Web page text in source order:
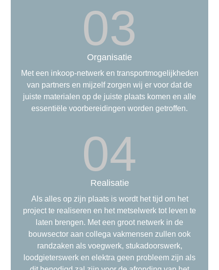
03
Organisatie
Met een inkoop-netwerk en transportmogelijkheden
van partners en mijzelf zorgen wij er voor dat de
juiste materialen op de juiste plaats komen en alle
essentiële voorbereidingen worden getroffen.
04
Realisatie
Als alles op zijn plaats is wordt het tijd om het
project te realiseren en het metselwerk tot leven te
laten brengen. Met een groot netwerk in de
bouwsector aan collega vakmensen zullen ook
randzaken als voegwerk, stukadoorswerk,
loodgieterswerk en elektra geen probleem zijn als